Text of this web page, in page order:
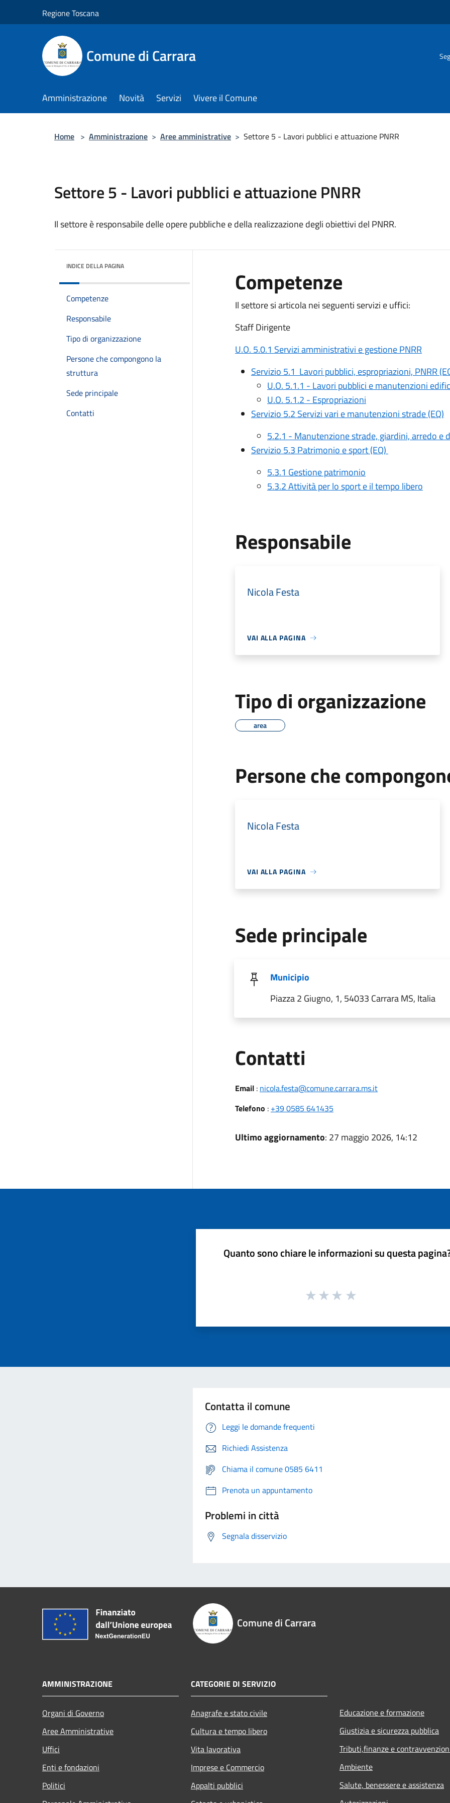
Regione Toscana
Comune di Carrara
Amministrazione Novità Servizi Vivere il Comune
Home > Amministrazione > Aree amministrative > Settore 5 - Lavori pubblici e attuazione PNRR
Settore 5 - Lavori pubblici e attuazione PNRR
Il settore è responsabile delle opere pubbliche e della realizzazione degli obiettivi del PNRR.
INDICE DELLA PAGINA
Competenze
Responsabile
Tipo di organizzazione
Persone che compongono la
struttura
Sede principale
Contatti
Competenze
Il settore si articola nei seguenti servizi e uffici:
Staff Dirigente
U.O. 5.0.1 Servizi amministrativi e gestione PNRR
Servizio 5.1 Lavori pubblici, espropriazioni, PNRR
U.O. 5.1.1 - Lavori pubblici e manutenzioni
U.O. 5.1.2 - Espropriazioni
Servizio 5.2 Servizi vari e manutenzioni strade (EQ)
5.2.1 - Manutenzione strade, giardini, arredo e
Servizio 5.3 Patrimonio e sport (EQ)
5.3.1 Gestione patrimonio
5.3.2 Attività per lo sport e il tempo libero
Responsabile
Nicola Festa
VAI ALLA PAGINA
Tipo di organizzazione
area
Persone che
Nicola Festa
VAI ALLA PAGINA
Sede principale
Municipio
Piazza 2 Giugno, 1, 54033 Carrara MS, Italia
Contatti
Email: nicola.festa@comune.carrara.ms.it
Telefono : +39 0585 641435
Ultimo aggiornamento: 27 maggio 2026, 14:12
Quanto sono chiare le informazioni su questa
Contatta il comune
Leggi le domande frequenti
Richiedi Assistenza
Chiama il comune 0585 6411
Prenota un appuntamento
Problemi in città
Segnala disservizio
Comune di Carrara
AMMINISTRAZIONE
Organi di Governo
Aree Amministrative
Uffici
Enti e fondazioni
Politici
CATEGORIE DI SERVIZIO
Anagrafe e stato civile
Cultura e tempo libero
Vita lavorativa
Imprese e Commercio
Appalti pubblici
Educazione e formazione
Giustizia e sicurezza pubblica
Tributi,finanze e
Ambiente
Salute, benessere e assistenza